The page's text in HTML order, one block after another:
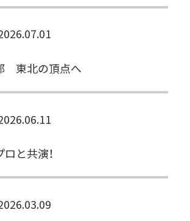
東北の頂点へ
と共演！